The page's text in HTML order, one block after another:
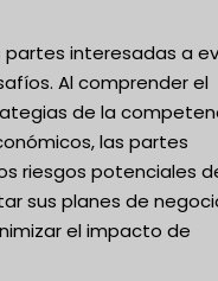
interesadas a
Al comprender el
de la
las partes
riesgos potenciales
sus planes de
el impacto de